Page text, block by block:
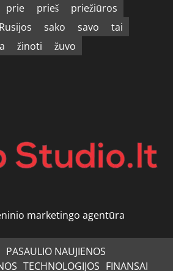
prie prieš
priežiūros
Rusijos sako savo
tai
žinoti žuvo
marketingo agentūra
PASAULIO NAUJIENOS
TECHNOLOGIJOS FINANSAI